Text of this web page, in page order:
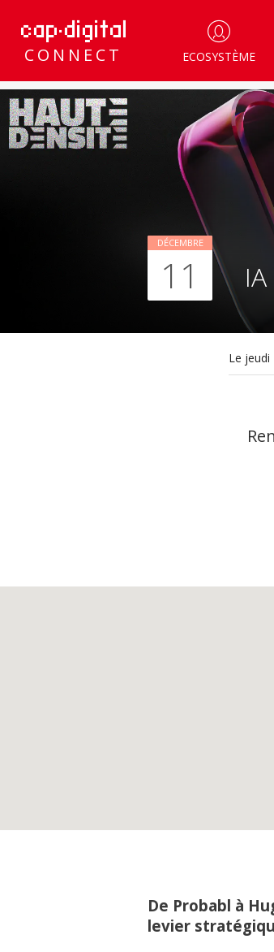
CONNECT ECOSYSTÈME
DÉCEMBRE
11
Le jeudi
De Probabl à
levier